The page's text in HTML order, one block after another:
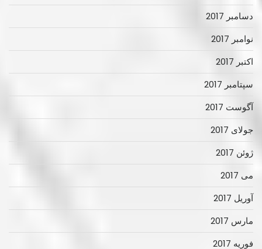
دسامبر 2017
نوامبر 2017
اکتبر 2017
سپتامبر 2017
آگوست 2017
جولای 2017
ژوئن 2017
می 2017
آوریل 2017
مارس 2017
فوریه 2017